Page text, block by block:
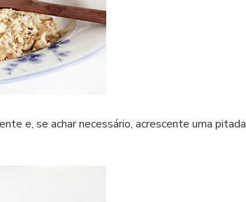
e, se achar necessário, acrescente uma pitada